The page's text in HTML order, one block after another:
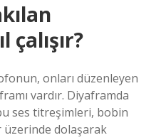
onları düzenleyen
vardır. Diyaframda
ses titreşimleri, bobin
üzerinde dolaşarak